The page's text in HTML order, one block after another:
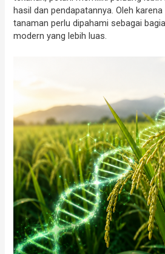
hasil dan pendapatannya. Oleh
tanaman perlu dipahami sebagai
modern yang lebih luas.